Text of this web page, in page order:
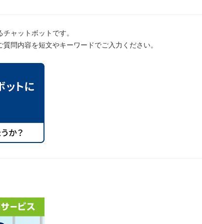
ャットボットです。
問内容を短文やキーワードでご入力ください。